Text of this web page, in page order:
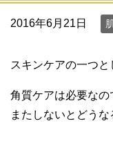
2016年6月21日
スキンケアの一つと
角質ケアは必要なの
またしないとどうな